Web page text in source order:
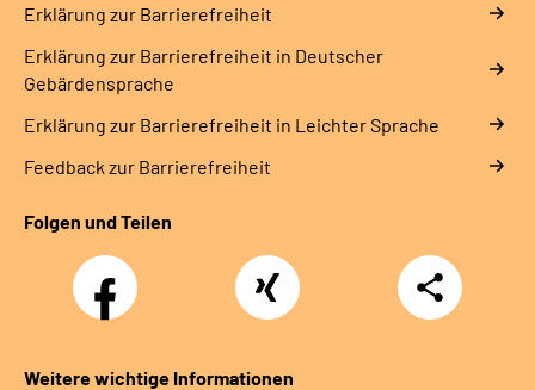
Erklärung zur Barrierefreiheit
Erklärung zur Barrierefreiheit in Deutscher
Gebärdensprache
Erklärung zur Barrierefreiheit in Leichter Sprache
Feedback zur Barrierefreiheit
Folgen und Teilen
Facebook Xing
Teilen
Weitere wichtige Informationen